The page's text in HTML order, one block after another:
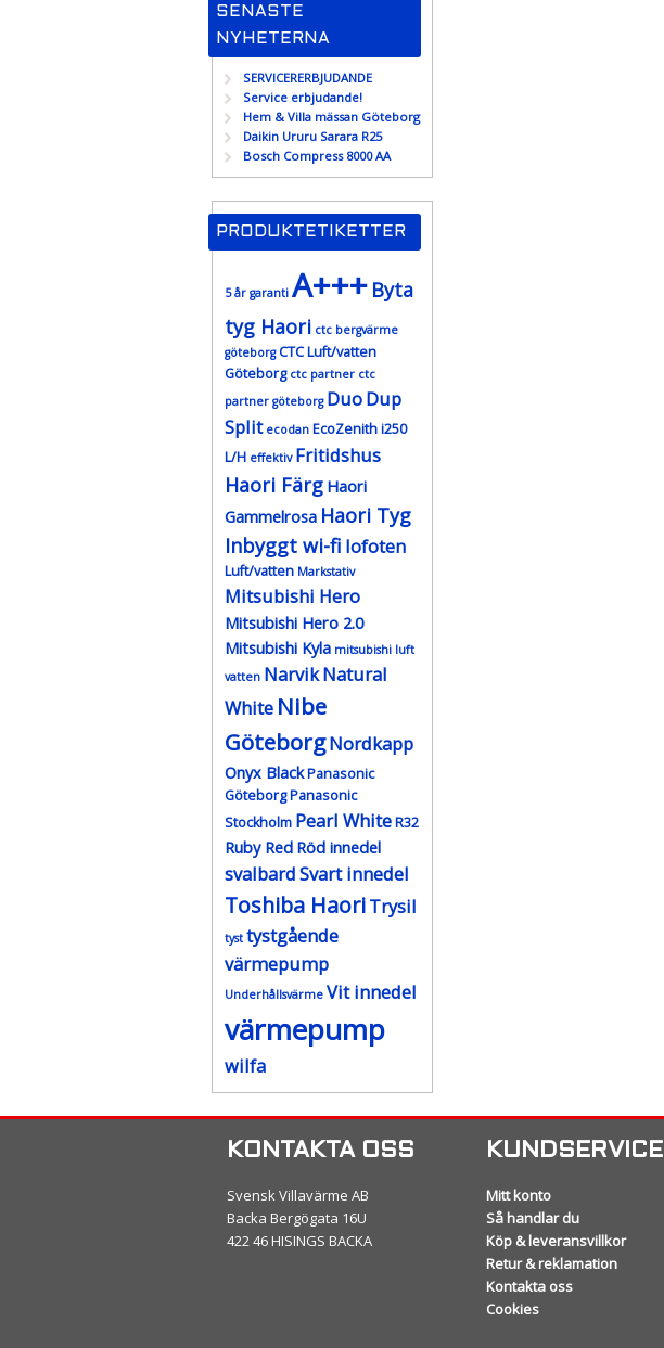
SENASTE
NYHETERNA
SERVICERERBJUDANDE
Service erbjudande!
Hem & Villa mässan Göteborg
Daikin Ururu Sarara R25
Bosch Compress 8000 AA
PRODUKTETIKETTER
5 år garanti A+++ Byta
tyg Haori ctc bergvärme
göteborg CTC Luft/vatten
Göteborg ctc partner ctc
partner göteborg DuoDup
Split ecodan EcoZenith i250
L/H effektiv Fritidshus
Haori Färg Haori
Gammelrosa Haori Tyg
Inbyggt wi-fi lofoten
Luft/vatten Markstativ
Mitsubishi Hero
Mitsubishi Hero 2.0
Mitsubishi Kyla mitsubishi luft
vatten NarvikNatural
White Nibe
GöteborgNordkapp
Onyx Black Panasonic
Göteborg Panasonic
Stockholm Pearl White R32
Ruby Red Röd innedel
svalbardSvart innedel
Toshiba HaoriTrysil
tyst tystgående
värmepump
Underhållsvärme Vit innedel
värmepump
wilfa
KONTAKTA OSS
Svensk Villavärme AB
Backa Bergögata 16U
422 46 HISINGS BACKA
KUNDSERVICE
Mitt konto
Så handlar du
Köp & leveransvillkor
Retur & reklamation
Kontakta oss
Cookies